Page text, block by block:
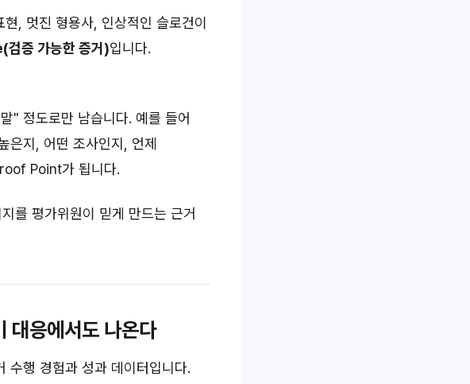
현, 멋진 형용사, 인상적인 슬로건이
증 가능한 증거)입니다.
" 정도로만 남습니다. 예를 들어
은지, 어떤 조사인지, 언제
Point가 됩니다.
를 평가위원이 믿게 만드는 근거
응에서도 나온다
행 경험과 성과 데이터입니다.